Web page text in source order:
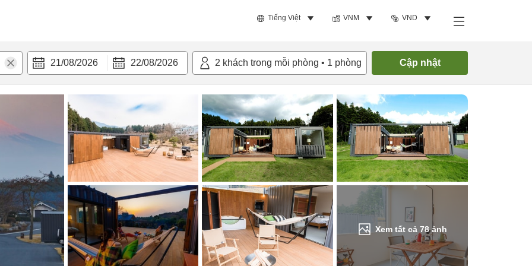
Tiếng Việt VNM VND
21/08/2026 22/08/2026 2 khách trong mỗi phòng • 1 phòng Cập nhật
Xem tất cả78ảnh
bật Tiện nghi Tìm phòng trống